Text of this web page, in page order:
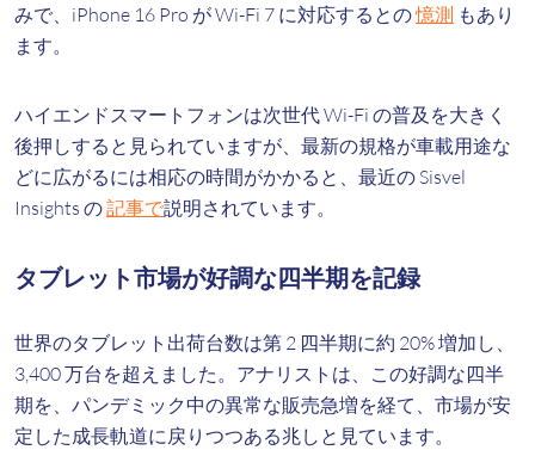
みで、iPhone 16 Pro が Wi-Fi 7 に対応するとの憶測 もあり
ます。
ハイエンドスマートフォンは次世代 Wi-Fi の普及を大きく
後押しすると見られていますが、最新の規格が車載用途な
どに広がるには相応の時間がかかると、最近の Sisvel
Insights の記事で説明されています。
タブレット市場が好調な四半期を記録
世界のタブレット出荷台数は第 2 四半期に約 20% 増加し、
3,400 万台を超えました。アナリストは、この好調な四半
期を、パンデミック中の異常な販売急増を経て、市場が安
定した成長軌道に戻りつつある兆しと見ています。